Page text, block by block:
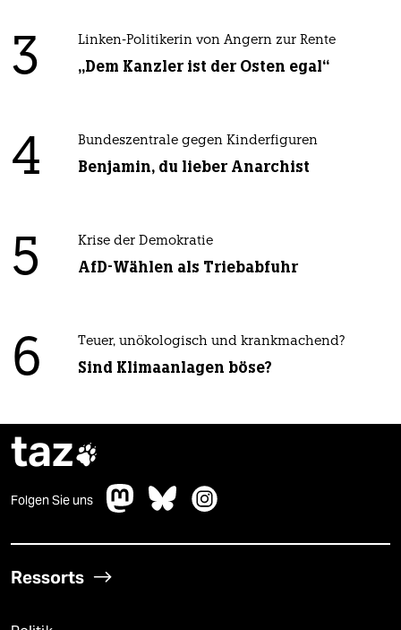
3 Linken-Politikerin von Angern zur Rente
„Dem Kanzler ist der Osten egal“
4 Bundeszentrale gegen Kinderfiguren
Benjamin, du lieber Anarchist
5 Krise der Demokratie
AfD-Wählen als Triebabfuhr
6 Teuer, unökologisch und krankmachend?
Sind Klimaanlagen böse?
taz
Folgen Sie uns
Ressorts